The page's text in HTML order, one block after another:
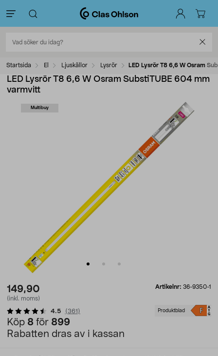
Startsida El Ljuskällor Lysrör LED Lysrör T8 6,6 W Osram
LED Lysrör T8 6,6 W Osram SubstiTUBE 604 mm
varmvitt
Multibuy
149,90
(inkl. moms)
Artikelnr: 36-9350-1
Produktblad
4.5 (361 )
Köp 8 för 899
Rabatten dras av i kassan